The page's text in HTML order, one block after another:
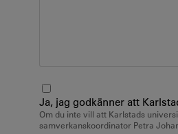
Ja, jag godkänner att
Om du inte vill att Karlstads
samverkanskoordinator Petra